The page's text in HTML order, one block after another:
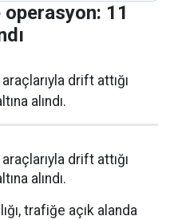
11
drift attığı
alındı.
drift attığı
alındı.
trafiğe açık alanda